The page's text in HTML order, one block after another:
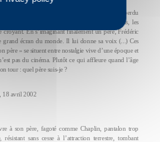
Charlot est celle de l’exil, de tous ceux qui ont perdu
comme tous les malheureux, les idiots, les
croyant. En s’imaginant finalement un père, Frédéric
grand écran du monde. Il lui donne sa voix (...) Ces
père » se situent entre nostalgie vive d’une époque et
pas du cinéma. Plutôt ce qui affleure quand l’âge
tour : quel père suis-je ?
18 avril 2002
à son père, fagoté comme Chaplin, pantalon trop
sans cesse à l’attraction terrestre, tombant